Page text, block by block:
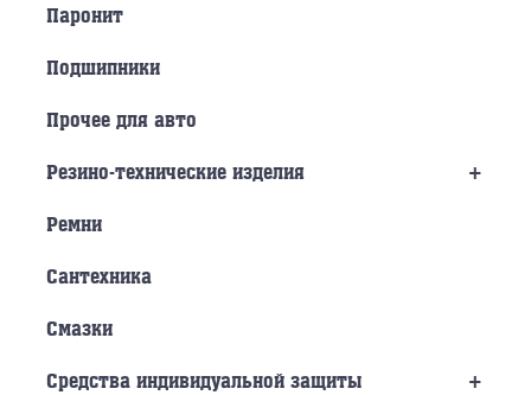
Паронит
Подшипники
Прочее для авто
+
Резино-технические изделия
Ремни
Сантехника
Смазки
+
Средства индивидуальной защиты